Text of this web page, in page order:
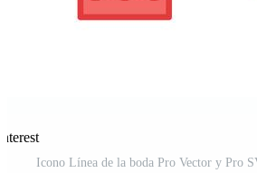
Icono Línea de la boda Pro Vector y Pro